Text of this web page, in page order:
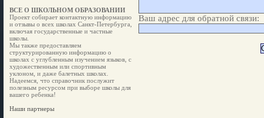
ВСЕ О ШКОЛЬНОМ ОБРАЗОВАНИИ
Проект собирает контактную информацию
и отзывы о всех школах Санкт-Петербурга,
включая государственные и частные
школы.
Мы также предоставляем
структурированную информацию о
школах с углубленным изучением языков, с
художественным или спортивным
уклоном, и даже балетных школах.
Надеемся, что справочник послужит
полезным ресурсом при выборе школы для
вашего ребенка!
Наши партнеры
Ваш адрес для обратной связи: